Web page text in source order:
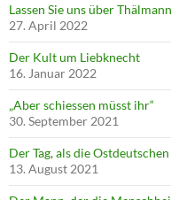
Lassen Sie uns über
27. April 2022
Der Kult um Liebknecht
16. Januar 2022
„Aber schiessen müsst ihr“
30. September 2021
Der Tag, als die
13. August 2021